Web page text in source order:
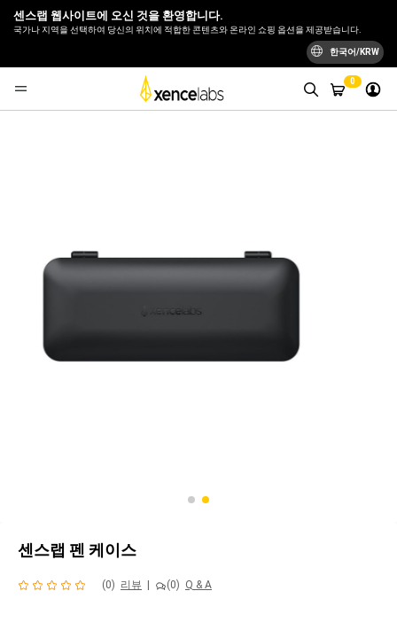
센스랩 웹사이트에 오신 것을 환영합니다.
국가나 지역을 선택하여 당신의 위치에 적합한 콘텐츠와 온라인 쇼핑 옵션을 제공받습니다.
한국어/KRW
0
센스랩 펜 케이스
(0) 리뷰 (0) Q & A